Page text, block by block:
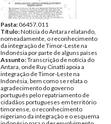
Pasta:06457.011
Título:Notícia do Antara relatando,
nomeadamente, o reconhecimento
da integração de Timor-Leste na
Indonésia por parte de alguns países
Assunto:Transcrição de notícia do
Antara, onde Ruy Cinatti apoia a
integração de Timor-Leste na
Indonésia, bem como se relata o
agradecimento do governo
português pelo repatriamento de
cidadãos portugueses em território
timorense, o reconhecimento
nigeriano da integração e o esquema